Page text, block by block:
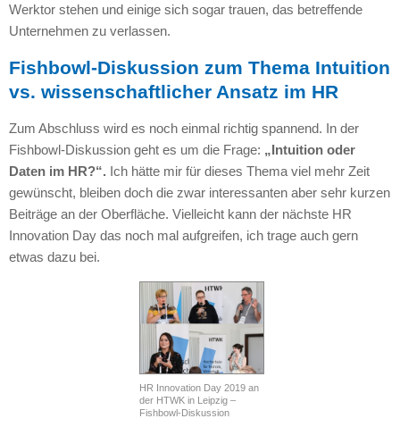
Werktor stehen und einige sich sogar trauen, das betreffende
Unternehmen zu verlassen.
Fishbowl-Diskussion zum Thema Intuition
vs. wissenschaftlicher Ansatz im HR
Zum Abschluss wird es noch einmal richtig spannend. In der
Fishbowl-Diskussion geht es um die Frage: „Intuition oder
Daten im HR?“. Ich hätte mir für dieses Thema viel mehr Zeit
gewünscht, bleiben doch die zwar interessanten aber sehr kurzen
Beiträge an der Oberfläche. Vielleicht kann der nächste HR
Innovation Day das noch mal aufgreifen, ich trage auch gern
etwas dazu bei.
HR Innovation Day 2019 an
der HTWK in Leipzig –
Fishbowl-Diskussion